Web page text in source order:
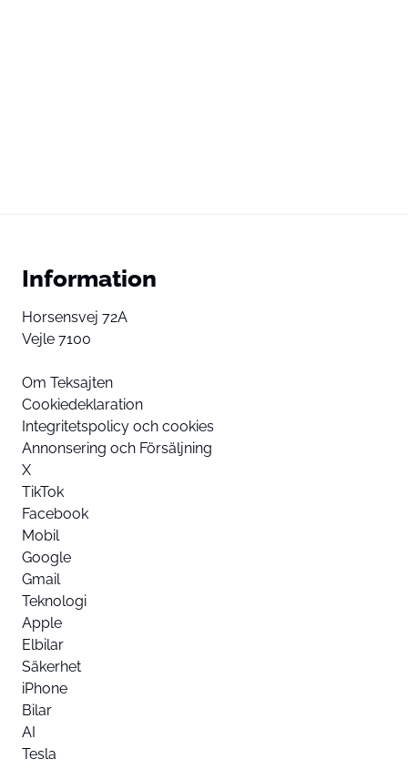
Information
Horsensvej 72A
Vejle 7100
Om Teksajten
Cookiedeklaration
Integritetspolicy och cookies
Annonsering och Försäljning
X
TikTok
Facebook
Mobil
Google
Gmail
Teknologi
Apple
Elbilar
Säkerhet
iPhone
Bilar
AI
Tesla